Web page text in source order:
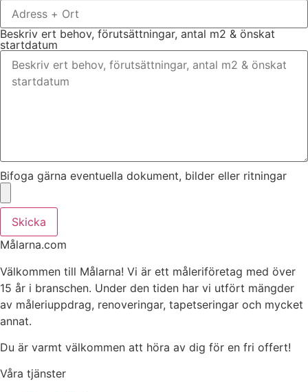
Beskriv ert behov, förutsättningar, antal m2 & önskat
startdatum
Bifoga gärna eventuella dokument, bilder eller ritningar
Skicka
Målarna.com
Välkommen till Målarna! Vi är ett måleriföretag med över
15 år i branschen. Under den tiden har vi utfört mängder
av måleriuppdrag, renoveringar, tapetseringar och mycket
annat.
Du är varmt välkommen att höra av dig för en fri offert!
Våra tjänster